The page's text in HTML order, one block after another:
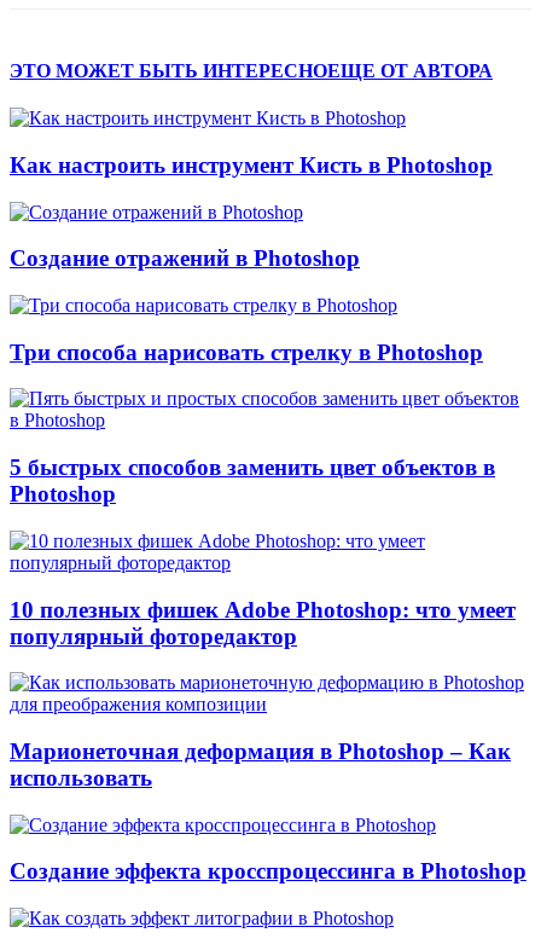
ЭТО МОЖЕТ БЫТЬ ИНТЕРЕСНОЕЩЕ ОТ АВТОРА
Как настроить инструмент Кисть в Photoshop
Создание отражений в Photoshop
Три способа нарисовать стрелку в Photoshop
5 быстрых способов заменить цвет объектов в
Photoshop
10 полезных фишек Adobe Photoshop: что умеет
популярный фоторедактор
Марионеточная деформация в Photoshop – Как
использовать
Создание эффекта кросспроцессинга в Photoshop